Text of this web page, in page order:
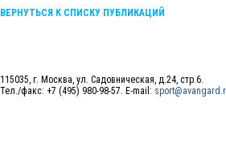
ВЕРНУТЬСЯ К СПИСКУ ПУБЛИКАЦИЙ
115035, г. Москва, ул. Садовническая, д.24, стр.6.
Тел./факс: +7 (495) 980-98-57. E-mail: